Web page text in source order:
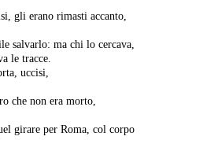
gli erano rimasti accanto,
salvarlo: ma chi lo cercava,
le tracce.
uccisi,
che non era morto,
girare per Roma, col corpo